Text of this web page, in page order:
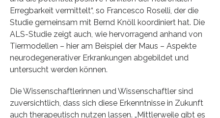
Erregbarkeit vermittelt“, so Francesco Roselli, der die
Studie gemeinsam mit Bernd Knöll koordiniert hat. Die
ALS-Studie zeigt auch, wie hervorragend anhand von
Tiermodellen – hier am Beispiel der Maus – Aspekte
neurodegenerativer Erkrankungen abgebildet und
untersucht werden können.
Die Wissenschaftlerinnen und Wissenschaftler sind
zuversichtlich, dass sich diese Erkenntnisse in Zukunft
auch therapeutisch nutzen lassen. „Mittlerweile gibt es